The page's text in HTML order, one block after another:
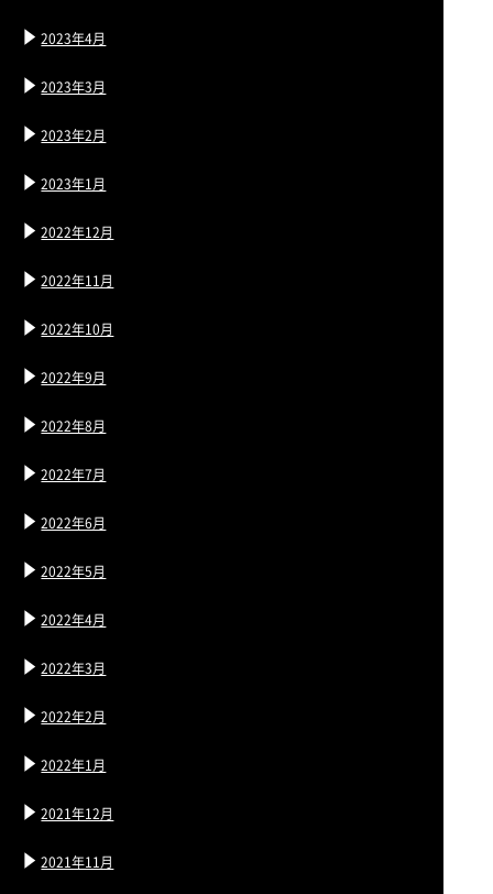
2023年4月
2023年3月
2023年2月
2023年1月
2022年12月
2022年11月
2022年10月
2022年9月
2022年8月
2022年7月
2022年6月
2022年5月
2022年4月
2022年3月
2022年2月
2022年1月
2021年12月
2021年11月